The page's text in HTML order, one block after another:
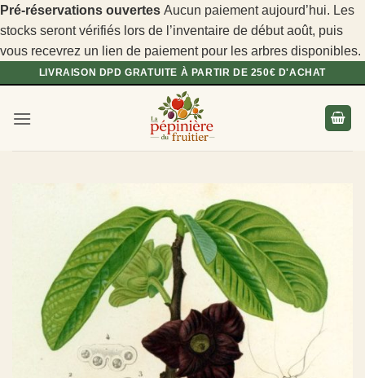
Pré-réservations ouvertes Aucun paiement aujourd’hui. Les
stocks seront vérifiés lors de l’inventaire de début août, puis
vous recevrez un lien de paiement pour les arbres disponibles.
Passer
contenu
LIVRAISON DPD GRATUITE À PARTIR DE 250€ D'ACHAT